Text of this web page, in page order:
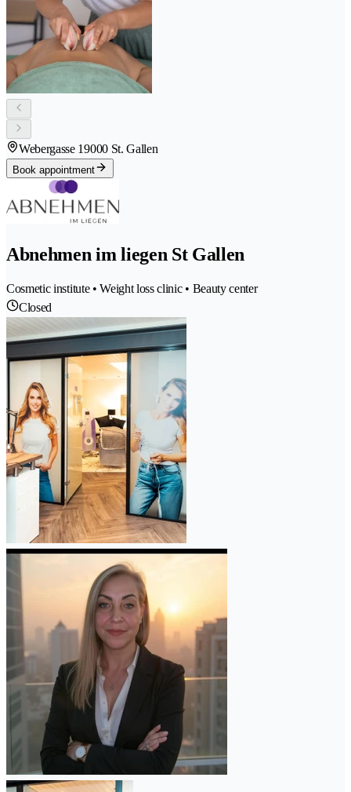
Webergasse 19000 St. Gallen
Book appointment
Abnehmen im liegen St Gallen
Cosmetic institute • Weight loss clinic • Beauty center
Closed